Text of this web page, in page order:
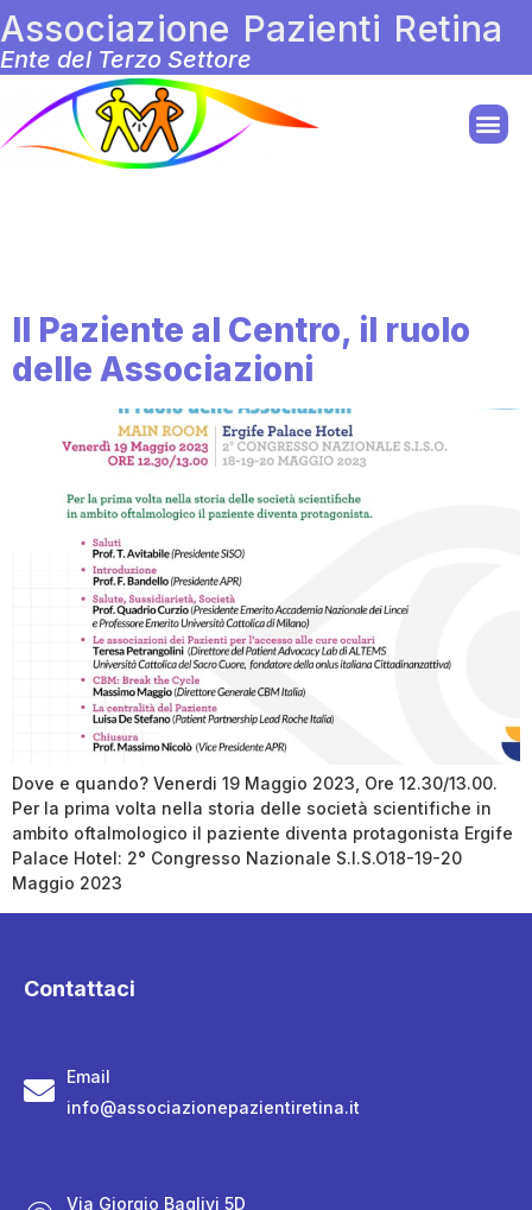
Associazione Pazienti Retina
Ente del Terzo Settore
Il Paziente al Centro, il ruolo
delle Associazioni
Dove e quando? Venerdi 19 Maggio 2023, Ore 12.30/13.00.
Per la prima volta nella storia delle società scientifiche in
ambito oftalmologico il paziente diventa protagonista Ergife
Palace Hotel: 2° Congresso Nazionale S.I.S.O18-19-20
Maggio 2023
Contattaci
Email
info@associazionepazientiretina.it
Via Giorgio Baglivi 5D